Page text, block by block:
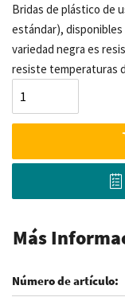
Bridas de plástico de
estándar),
variedad negra es
resiste temperaturas
Más